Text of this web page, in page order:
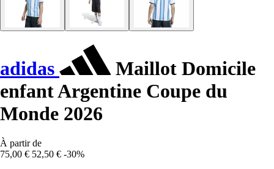
adidas
Maillot Domicile
enfant Argentine Coupe du
Monde 2026
À partir de
75,00 € 52,50 € -30%